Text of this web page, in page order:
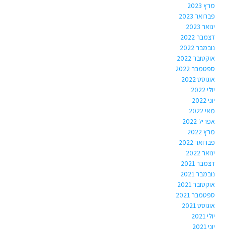
מרץ 2023
פברואר 2023
ינואר 2023
דצמבר 2022
נובמבר 2022
אוקטובר 2022
ספטמבר 2022
אוגוסט 2022
יולי 2022
יוני 2022
מאי 2022
אפריל 2022
מרץ 2022
פברואר 2022
ינואר 2022
דצמבר 2021
נובמבר 2021
אוקטובר 2021
ספטמבר 2021
אוגוסט 2021
יולי 2021
יוני 2021